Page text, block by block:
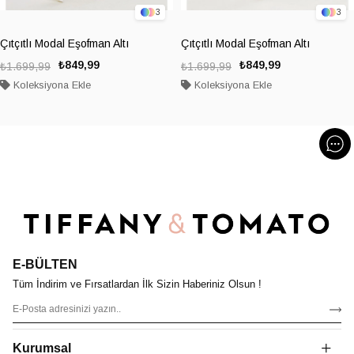
3
Çıtçıtlı Modal Eşofman Altı
₺849,99
₺1.699,99
Koleksiyona Ekle
3
Çıtçıtlı Modal Eşofman Altı
₺849,99
₺1.699,99
Koleksiyona Ekle
E-BÜLTEN
Tüm İndirim ve Fırsatlardan İlk Sizin Haberiniz Olsun !
Kurumsal